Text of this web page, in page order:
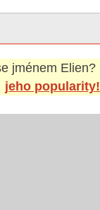
jménem Elien?
jeho popularity!